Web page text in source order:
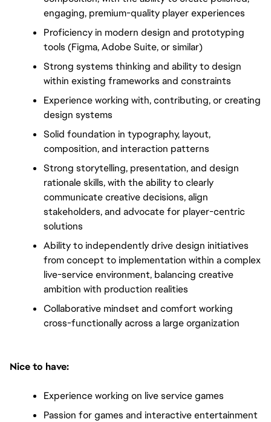
engaging, premium-quality player experiences
Proficiency in modern design and prototyping
tools (Figma, Adobe Suite, or similar)
Strong systems thinking and ability to design
within existing frameworks and constraints
Experience working with, contributing, or creating
design systems
Solid foundation in typography, layout,
composition, and interaction patterns
Strong storytelling, presentation, and design
rationale skills, with the ability to clearly
communicate creative decisions, align
stakeholders, and advocate for player-centric
solutions
Ability to independently drive design initiatives
from concept to implementation within a complex
live-service environment, balancing creative
ambition with production realities
Collaborative mindset and comfort working
cross-functionally across a large organization
Nice to have:
Experience working on live service games
Passion for games and interactive entertainment